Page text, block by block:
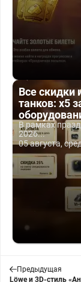
Все
танков: x5
В рамках
2026...
05 августа,
Предыдущая
Löwe и 3D-стиль